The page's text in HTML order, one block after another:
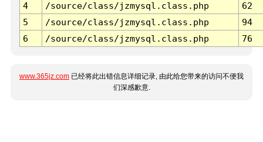
4
/source/class/jzmysql.class.php
62
5
/source/class/jzmysql.class.php
94
6
/source/class/jzmysql.class.php 76
www.365jz.com 已经将此出错信息详细记录, 由此给您带来的访问不便我
们深感歉意.